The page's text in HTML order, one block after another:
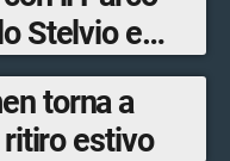
Stelvio e
torna a
estivo